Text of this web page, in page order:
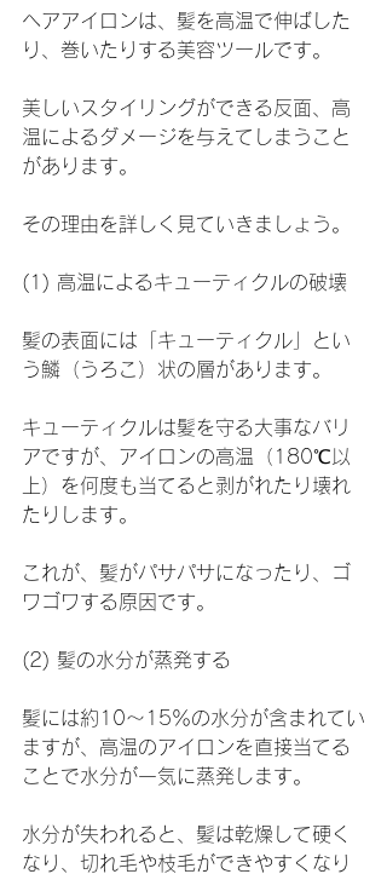
ヘアアイロンは、髪を高温で伸ばした
り、巻いたりする美容ツールです。
美しいスタイリングができる反面、高
温によるダメージを与えてしまうこと
があります。
その理由を詳しく見ていきましょう。
(1) 高温によるキューティクルの破壊
髪の表面には「キューティクル」とい
う鱗（うろこ）状の層があります。
キューティクルは髪を守る大事なバリ
アですが、アイロンの高温（180℃以
上）を何度も当てると剥がれたり壊れ
たりします。
これが、髪がパサパサになったり、ゴ
ワゴワする原因です。
(2) 髪の水分が蒸発する
髪には約10〜15％の水分が含まれてい
ますが、高温のアイロンを直接当てる
ことで水分が一気に蒸発します。
水分が失われると、髪は乾燥して硬く
なり、切れ毛や枝毛ができやすくなり